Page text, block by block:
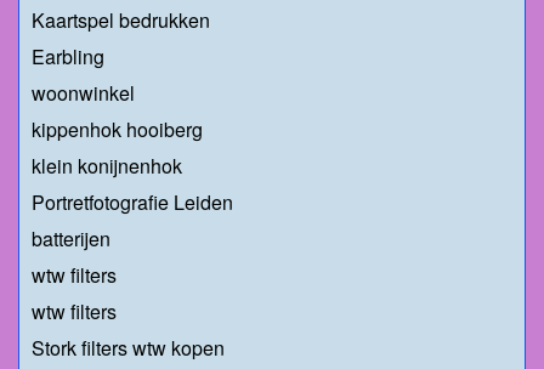
Kaartspel bedrukken
Earbling
woonwinkel
kippenhok hooiberg
klein konijnenhok
Portretfotografie Leiden
batterijen
wtw filters
wtw filters
Stork filters wtw kopen